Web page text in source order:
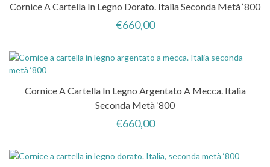
Cornice A Cartella In Legno Dorato. Italia Seconda Metà ‘800
€660,00
Cornice A Cartella In Legno Argentato A Mecca. Italia
Seconda Metà ‘800
€660,00